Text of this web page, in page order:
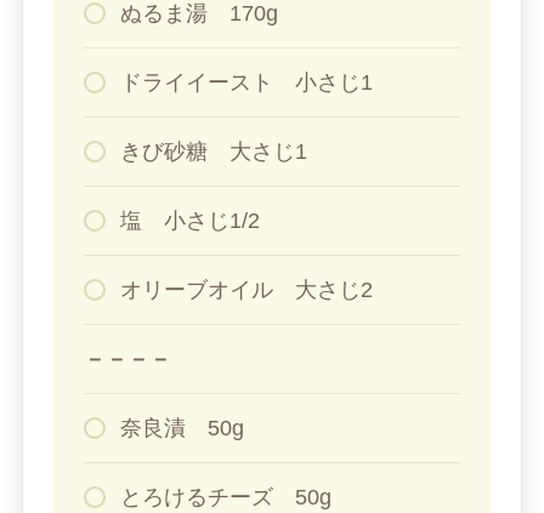
ぬるま湯 170g
ドライイースト 小さじ1
きび砂糖 大さじ1
塩 小さじ1/2
オリーブオイル 大さじ2
－－－－
奈良漬 50g
とろけるチーズ 50g